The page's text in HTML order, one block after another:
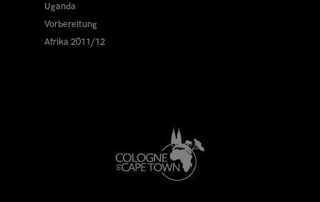
Uganda
Vorbereitung
Afrika 2011/12